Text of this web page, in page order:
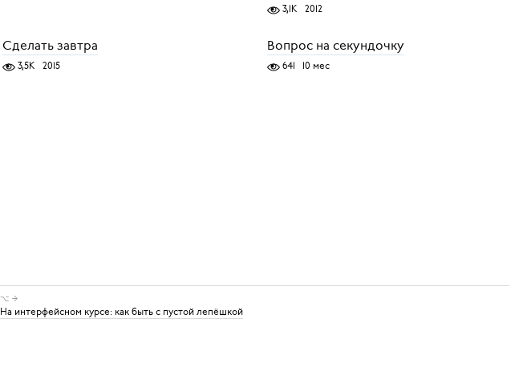
3,1K 2012
Сделать завтра
3,5K 2015
Вопрос на секундочку
641 10 мес
⌥ →
На интерфейсном курсе: как быть с пустой лепёшкой